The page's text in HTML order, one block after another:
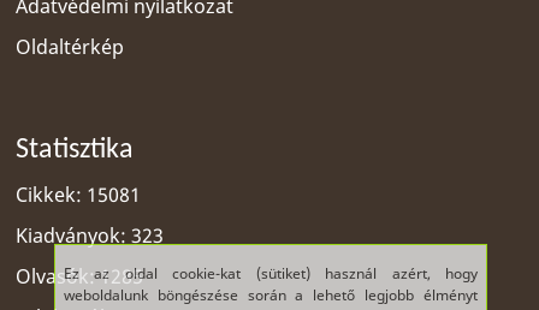
Ez az oldal cookie-kat (sütiket) használ azért, hogy
weboldalunk böngészése során a lehető legjobb élményt
Adatvédelmi nyilatkozat
Oldaltérkép
Statisztika
Cikkek: 15081
Kiadványok: 323
Olvasók: 1285